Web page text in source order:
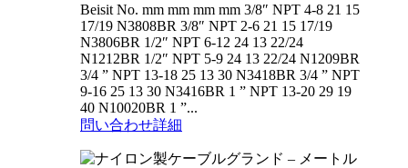
Beisit No. mm mm mm mm 3/8″ NPT 4-8 21 15
17/19 N3808BR 3/8″ NPT 2-6 21 15 17/19
N3806BR 1/2″ NPT 6-12 24 13 22/24
N1212BR 1/2″ NPT 5-9 24 13 22/24 N1209BR
3/4 ” NPT 13-18 25 13 30 N3418BR 3/4 ” NPT
9-16 25 13 30 N3416BR 1 ” NPT 13-20 29 19
40 N10020BR 1 ”...
問い合わせ詳細